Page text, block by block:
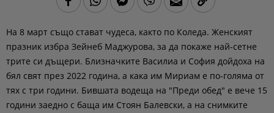
На 8 март също стават чудеса, както по Коледа. Женският
празник избра Зейнеб Маджурова, за да покаже най-сетне
трите си дъщери. Близначките Василиа и София дойдоха на
бял свят през 2022 година, а кака им Мириам е по-голяма от
тях с три години. Бившата водеща на "Преди обед" е вече 15
години заедно с баща им Стоян Балевски, а на снимките